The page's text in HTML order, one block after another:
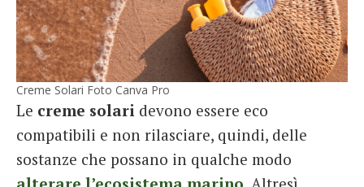
Creme Solari Foto Canva Pro
Le creme solari devono essere eco
compatibili e non rilasciare, quindi, delle
sostanze che possano in qualche modo